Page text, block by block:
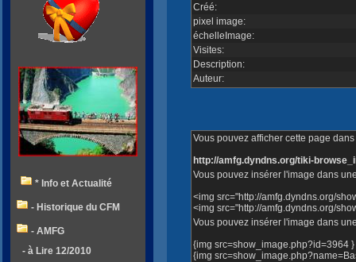
Créé:
pixel image:
échelleImage:
Visites:
Description:
Auteur:
Vous pouvez afficher cette page
http://amfg.dyndns.org/tiki-
Vous pouvez insérer l'image dans
<img src="http://amfg.dyndns.org/
<img src="http://amfg.dyndns.org/
Vous pouvez insérer l'image dans
{img src=show_image.php?id=3964 }
{img
* Info et Actualité
- Historique du CFM
- AMFG
- à Lire 12/2010